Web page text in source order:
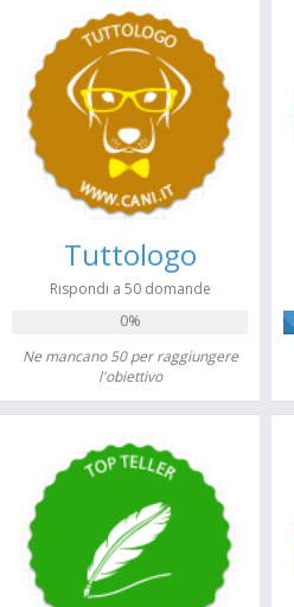
Tuttologo
Rispondi a 50 domande
0%
Ne mancano 50 per raggiungere
l'obiettivo